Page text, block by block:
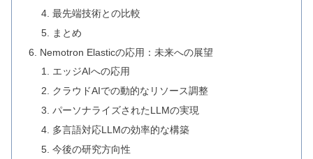
最先端技術との比較
まとめ
Nemotron Elasticの応用：未来への展望
エッジAIへの応用
クラウドAIでの動的なリソース調整
パーソナライズされたLLMの実現
多言語対応LLMの効率的な構築
今後の研究方向性